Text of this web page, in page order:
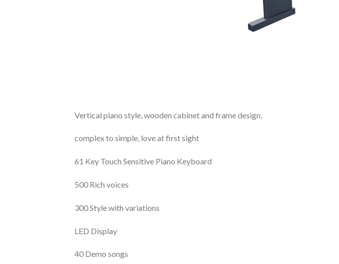
Vertical piano style, wooden cabinet and frame design,
complex to simple, love at first sight
61 Key Touch Sensitive Piano Keyboard
500 Rich voices
300 Style with variations
LED Display
40 Demo songs